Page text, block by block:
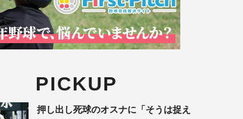
PICKUP
押し出し死球のオスナに「そうは捉え